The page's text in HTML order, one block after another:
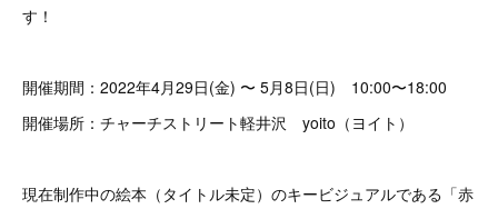
す！
開催期間：2022年4月29日(金) 〜 5月8日(日) 10:00〜18:00
開催場所：チャーチストリート軽井沢 yoito（ヨイト）
現在制作中の絵本（タイトル未定）のキービジュアルである「赤